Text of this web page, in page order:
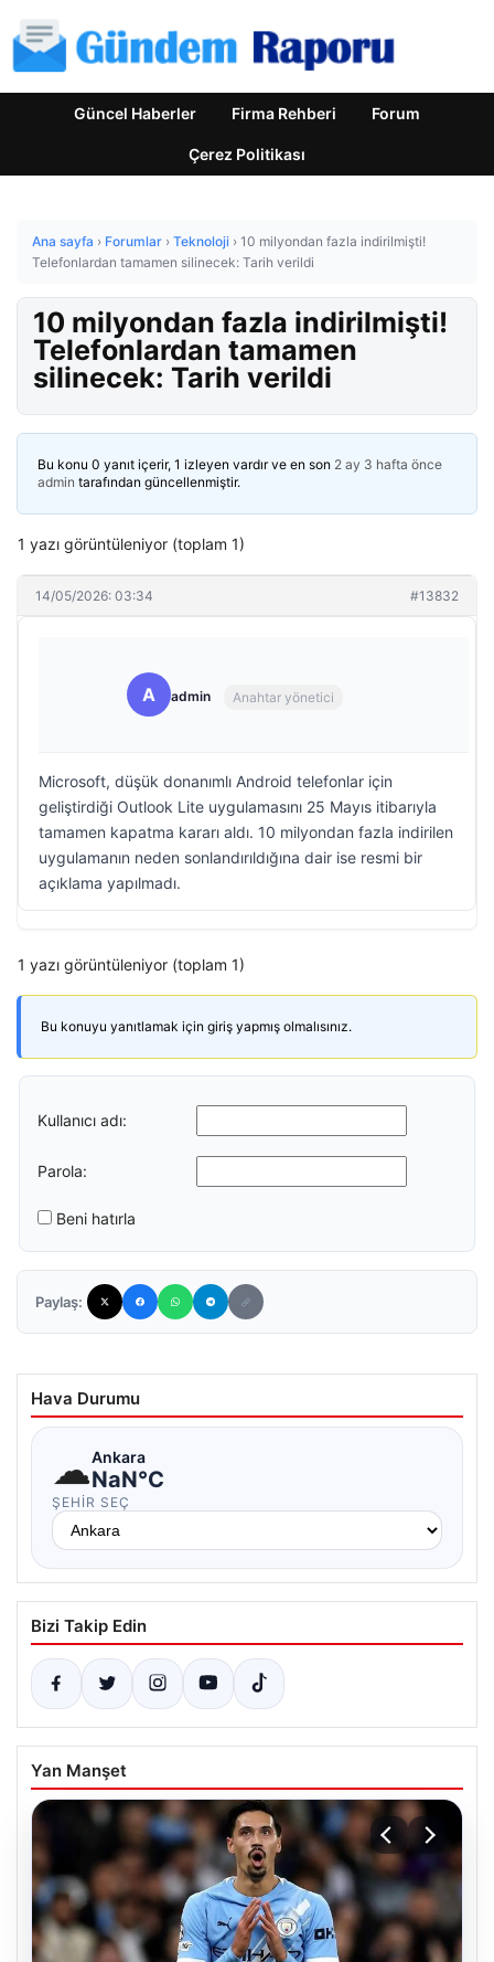
Güncel Haberler Firma Rehberi Forum
Çerez Politikası
Ana sayfa › Forumlar › Teknoloji › 10 milyondan fazla indirilmişti!
Telefonlardan tamamen silinecek: Tarih verildi
10 milyondan fazla indirilmişti!
Telefonlardan tamamen
silinecek: Tarih verildi
Bu konu 0 yanıt içerir, 1 izleyen vardır ve en son 2 ay 3 hafta önce
admin tarafından güncellenmiştir.
1 yazı görüntüleniyor (toplam 1)
14/05/2026: 03:34 #13832
A admin Anahtar yönetici
Microsoft, düşük donanımlı Android telefonlar için
geliştirdiği Outlook Lite uygulamasını 25 Mayıs itibarıyla
tamamen kapatma kararı aldı. 10 milyondan fazla indirilen
uygulamanın neden sonlandırıldığına dair ise resmi bir
açıklama yapılmadı.
1 yazı görüntüleniyor (toplam 1)
Bu konuyu yanıtlamak için giriş yapmış olmalısınız.
Kullanıcı adı:
Parola:
Beni hatırla
Paylaş:
Hava Durumu
☁Ankara
NaN°C
ŞEHIR SEÇ
Bizi Takip Edin
Yan Manşet